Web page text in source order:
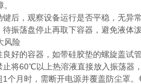
，观察设备运行是否平稳，无异常
荡盘停止再取下容器，避免液体泼
风险
的容器，如带硅胶垫的螺旋盖试
60℃以上热溶液直接放入振荡器，
月时，需断开电源并覆盖防尘罩。